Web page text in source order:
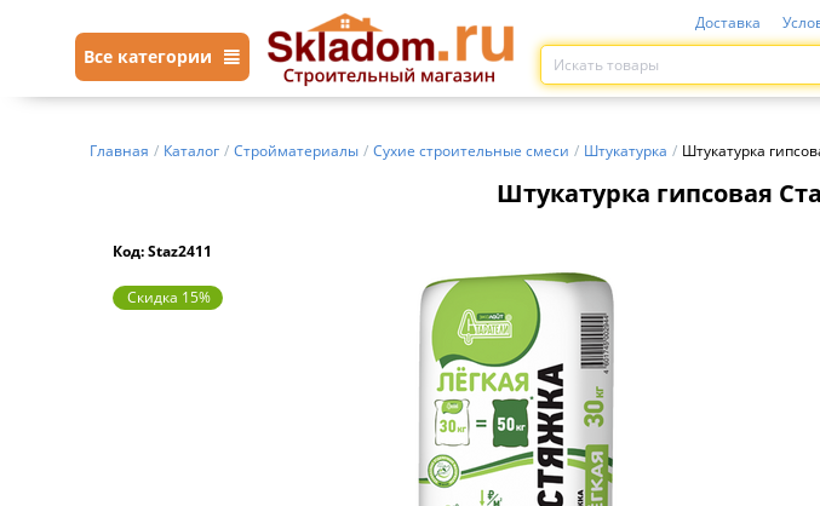
Все категории
Доставка
Главная / Каталог / Стройматериалы / Сухие строительные смеси / Штукатурка / Штукатурка
Штукатурка гипсовая
Код: Staz2411
Скидка 15%